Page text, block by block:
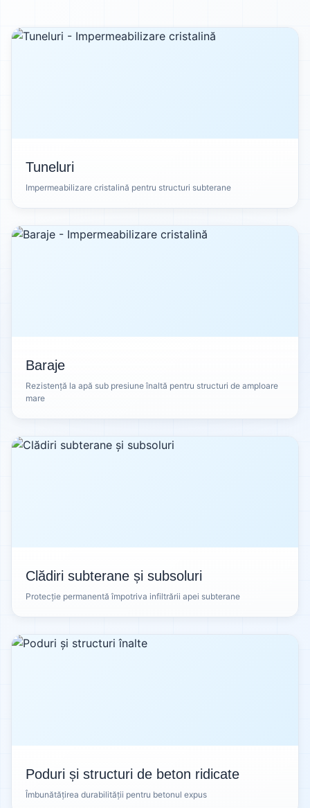
Tuneluri
Impermeabilizare cristalină pentru structuri subterane
Baraje
Rezistență la apă sub presiune înaltă pentru structuri de amploare
mare
Clădiri subterane și subsoluri
Protecție permanentă împotriva infiltrării apei subterane
Poduri și structuri de beton ridicate
Îmbunătățirea durabilității pentru betonul expus